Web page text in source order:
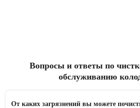
Вопросы и ответы по
обслуживанию
От каких загрязнений вы можете